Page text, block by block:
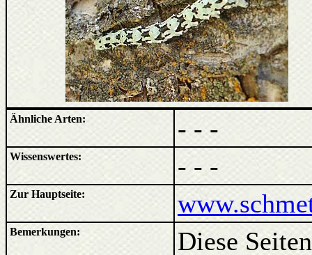
Ähnliche Arten: - - -
Wissenswertes: - - -
Zur Hauptseite:
Bemerkungen:
Diese